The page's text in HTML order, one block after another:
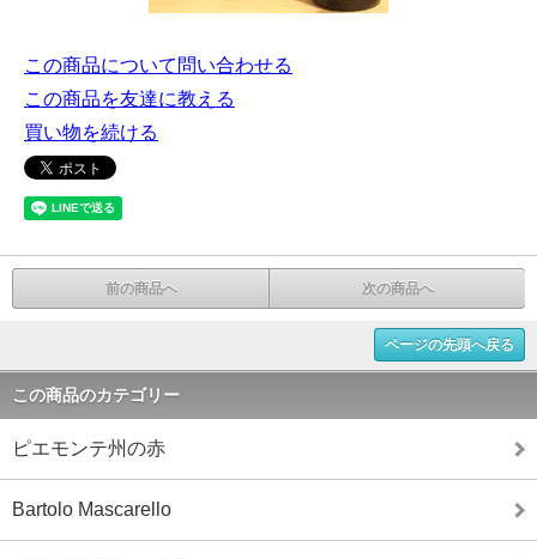
この商品について問い合わせる
この商品を友達に教える
買い物を続ける
前の商品へ 次の商品へ
ページの先頭へ戻る
この商品のカテゴリー
ピエモンテ州の赤
Bartolo Mascarello